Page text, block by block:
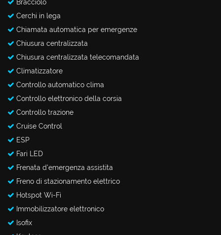
Bracciolo
Cerchi in lega
Chiamata automatica per emergenze
Chiusura centralizzata
Chiusura centralizzata telecomandata
Climatizzatore
Controllo automatico clima
Controllo elettronico della corsia
Controllo trazione
Cruise Control
ESP
Fari LED
Frenata d'emergenza assistita
Freno di stazionamento elettrico
Hotspot Wi-Fi
Immobilizzatore elettronico
Isofix